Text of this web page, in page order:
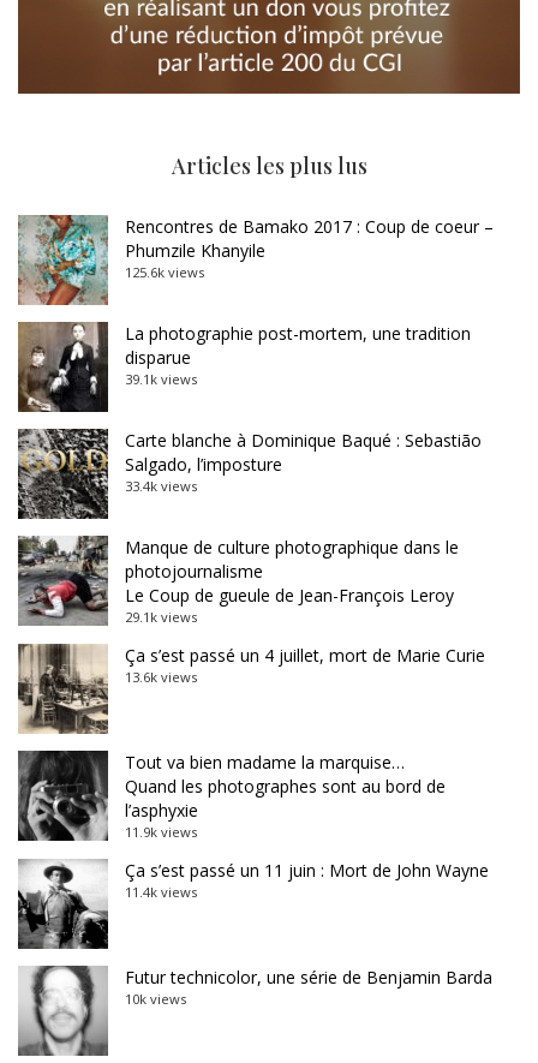
Articles les plus lus
Rencontres de Bamako 2017 : Coup de coeur –
Phumzile Khanyile
125.6k views
La photographie post-mortem, une tradition
disparue
39.1k views
Carte blanche à Dominique Baqué : Sebastião
Salgado, l’imposture
33.4k views
Manque de culture photographique dans le
photojournalisme
Le Coup de gueule de Jean-François Leroy
29.1k views
Ça s’est passé un 4 juillet, mort de Marie Curie
13.6k views
Tout va bien madame la marquise…
Quand les photographes sont au bord de
l’asphyxie
11.9k views
Ça s’est passé un 11 juin : Mort de John Wayne
11.4k views
Futur technicolor, une série de Benjamin Barda
10k views